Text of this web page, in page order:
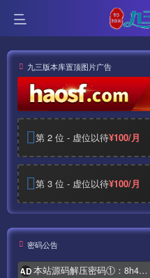
九三版本库置顶图片广告
第 2 位 - 虚位以待¥100/月
第 3 位 - 虚位以待¥100/月
密码公告
AD 本站源码解压密码①：8h4.com